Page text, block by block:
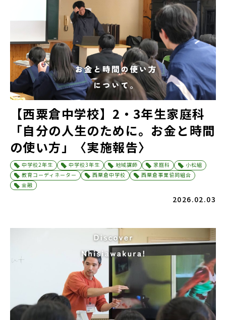
【西粟倉中学校】2・3年生家庭科
「自分の人生のために。お金と時間
の使い方」〈実施報告〉
中学校2年生 中学校3年生 地域講師 家庭科
小松組
教育コーディネーター
西粟倉中学校
西粟倉事業協同組合
金融
2026.02.03